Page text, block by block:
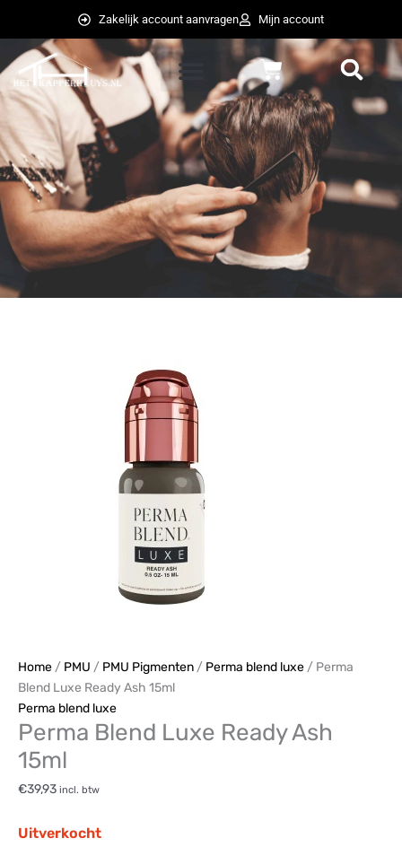
inhoud
Zakelijk account aanvragen Mijn account
Winkelwagen
Home / PMU / PMU Pigmenten / Perma blend luxe / Perma
Blend Luxe Ready Ash 15ml
Perma blend luxe
Perma Blend Luxe Ready Ash
15ml
€39,93 incl. btw
Uitverkocht